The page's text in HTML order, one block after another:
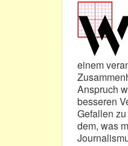
einem
Anspruch
besseren
Gefallen
dem, was